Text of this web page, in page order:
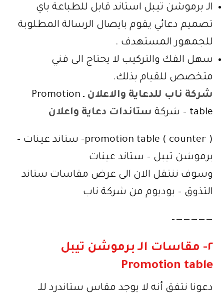
الـ برموشن تيبل استاند قابل للطباعة باي
تصميم دعائي يقوم بايصال الرسالة المطلوبة
للجمهور المستهدف .
سهل الفك والتركيب لا يحتاج الى فني
متخصص للقيام بذلك.
شركة ناب للدعاية والاعلان
ـ Promotion
table – شركة
ستاندات دعاية واعلان
promotion table ( counter )- ستاند عينات –
برموشن تيبل – ستاند عينات
وسوف ننتقل الان الى عرض مقاسات ستاند
التذوق – بوديوم من شركة ناب
—————–
٢- مقاسات الـ برموشن تيبل
Promotion table
دعونا نتفق أنه لا يوجد مقاس ستاندرد للـ